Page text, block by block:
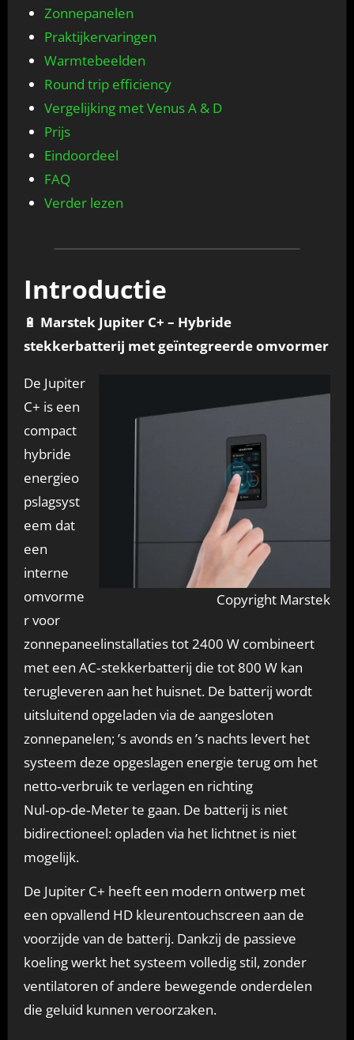
Zonnepanelen
Praktijkervaringen
Warmtebeelden
Round trip efficiency
Vergelijking met Venus A & D
Prijs
Eindoordeel
FAQ
Verder lezen
Introductie
🔋 Marstek Jupiter C+ – Hybride
stekkerbatterij met geïntegreerde omvormer
Copyright Marstek
De Jupiter
C+ is een
compact
hybride
energieo
pslagsyst
eem dat
een
interne
omvorme
r voor
zonnepaneelinstallaties tot 2400 W combineert
met een AC‑stekkerbatterij die tot 800 W kan
terugleveren aan het huisnet. De batterij wordt
uitsluitend opgeladen via de aangesloten
zonnepanelen; ’s avonds en ’s nachts levert het
systeem deze opgeslagen energie terug om het
netto‑verbruik te verlagen en richting
Nul‑op‑de‑Meter te gaan. De batterij is niet
bidirectioneel: opladen via het lichtnet is niet
mogelijk.
De Jupiter C+ heeft een modern ontwerp met
een opvallend HD kleurentouchscreen aan de
voorzijde van de batterij. Dankzij de passieve
koeling werkt het systeem volledig stil, zonder
ventilatoren of andere bewegende onderdelen
die geluid kunnen veroorzaken.